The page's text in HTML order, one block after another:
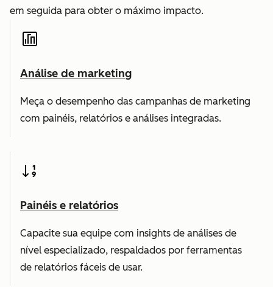
em seguida para obter o máximo impacto.
Análise de marketing
Meça o desempenho das campanhas de marketing
com painéis, relatórios e análises integradas.
Painéis e relatórios
Capacite sua equipe com insights de análises de
nível especializado, respaldados por ferramentas
de relatórios fáceis de usar.